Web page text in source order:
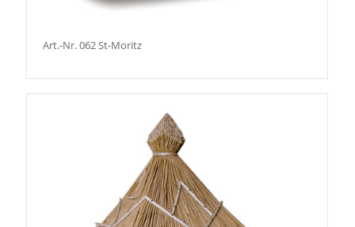
Art.-Nr. 062 St-Moritz